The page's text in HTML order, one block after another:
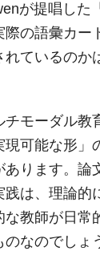
が提唱した
際の語彙カー
れているのか
チモーダル教
現可能な形」
あります。論
践は、理論的
な教師が日常
なのでしょ